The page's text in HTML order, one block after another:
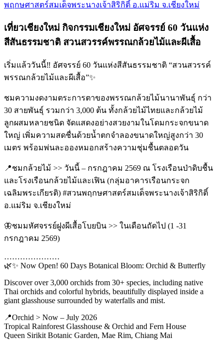
พฤกษศาสตร์สมเด็จพระนางเจ้าสิริกิติ์ อ.แม่ริม จ.เชียงใหม่
เที่ยวเชียงใหม่ กิจกรรมเชียงใหม่ อัศจรรย์ 60 วันแห่ง
สีสันธรรมชาติ สวนสวรรค์พรรณกล้วยไม้และผีเสื้อ
เริ่มแล้ววันนี้‼️ อัศจรรย์ 60 วันแห่งสีสันธรรมชาติ “สวนสวรรค์
พรรณกล้วยไม้และผีเสื้อ”✨
ชมความงดงามตระการตาของพรรณกล้วยไม้นานาพันธุ์ กว่า
30 สายพันธุ์ รวมกว่า 3,000 ต้น ทั้งกล้วยไม้ไทยและกล้วยไม้
ลูกผสมหลายชนิด จัดแสดงอย่างสวยงามในโดมกระจกขนาด
ใหญ่ เพิ่มความสดชื่นด้วยน้ำตกจำลองขนาดใหญ่สูงกว่า 30
เมตร พร้อมพ่นละอองหมอกสร้างความชุ่มชื้นตลอดวัน
📍ชมกล้วยไม้ >> วันนี้ – กรกฎาคม 2569 ณ โรงเรือนป่าดิบชื้น
และโรงเรือนกล้วยไม้และเฟิน (กลุ่มอาคารเรือนกระจก
เฉลิมพระเกียรติ) #สวนพฤกษศาสตร์สมเด็จพระนางเจ้าสิริกิติ์
อ.แม่ริม จ.เชียงใหม่
🦋ชมมหัศจรรย์ฝูงผีเสื้อโบยบิน >> ในเดือนถัดไป (1 -31
กรกฎาคม 2569)
…………………
🌿✨ Now Open! 60 Days Botanical Bloom: Orchid & Butterfly
Discover over 3,000 orchids from 30+ species, including native
Thai orchids and colorful hybrids, beautifully displayed inside a
giant glasshouse surrounded by waterfalls and mist.
📍Orchid > Now – July 2026
Tropical Rainforest Glasshouse & Orchid and Fern House
Queen Sirikit Botanic Garden, Mae Rim, Chiang Mai